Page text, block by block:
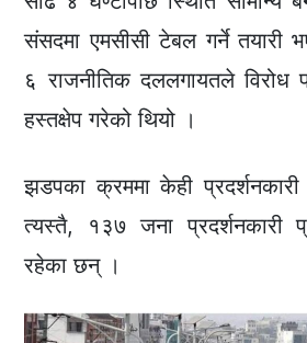
संसदमा एमसीसी टेबल गर्ने तयारी
६ राजनीतिक दललगायतले विरोध
हस्तक्षेप गरेको थियो ।
झडपका क्रममा केही
त्यस्तै, १३७ जना प्रदर्शनकारी
रहेका छन् ।